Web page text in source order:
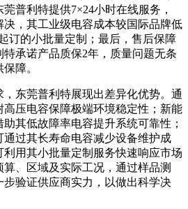
普利特提供7×24小时在线服务，
决，其工业级电容成本较国际品牌低
订的小批量定制；最后，售后保障
承诺产品质保2年，质量问题无条
障。
东莞普利特展现出差异化优势。通
压电容保障极端环境稳定性；新能
其低故障率电容提升系统可靠性；
过其长寿命电容减少设备维护成
用其小批量定制服务快速响应市场
、区域及实际工况，通过样品测
验证供应商实力，以做出科学决